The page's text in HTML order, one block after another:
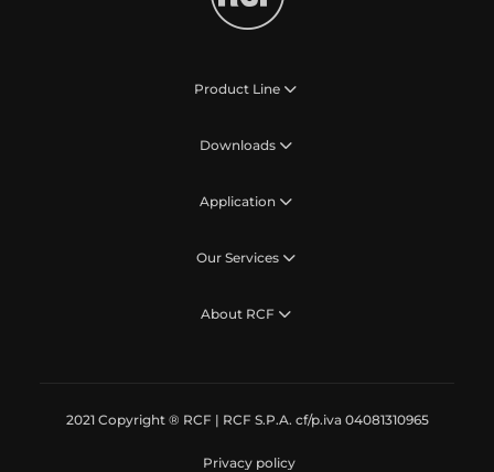
Product Line
Downloads
Application
Our Services
About RCF
2021 Copyright ® RCF | RCF S.P.A. cf/p.iva 04081310965
Privacy policy